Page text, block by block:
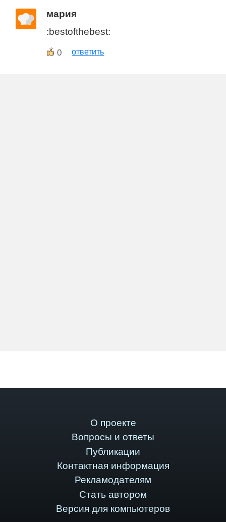
мария
:bestofthebest:
0 ответить
О проекте
Вопросы и ответы
Публикации
Контактная информация
Рекламодателям
Стать автором
Версия для компьютеров